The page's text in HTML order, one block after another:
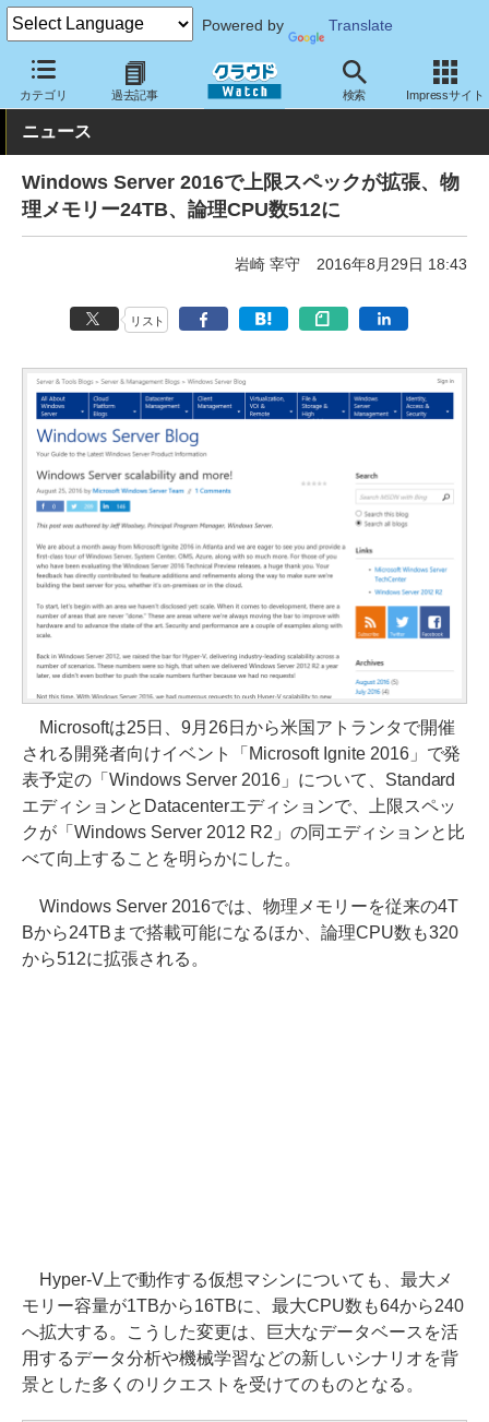
Powered by Translate
カテゴリ 過去記事 検索 Impressサイト
クラウド Watch サービス・ソフト ソフトウェア OS
ニュース
Windows Server 2016で上限スペックが拡張、物
理メモリー24TB、論理CPU数512に
岩崎 宰守 2016年8月29日 18:43
リスト
Microsoftは25日、9月26日から米国アトランタで開催
される開発者向けイベント「Microsoft Ignite 2016」で発
表予定の「Windows Server 2016」について、Standard
エディションとDatacenterエディションで、上限スペッ
クが「Windows Server 2012 R2」の同エディションと比
べて向上することを明らかにした。
Windows Server 2016では、物理メモリーを従来の4T
Bから24TBまで搭載可能になるほか、論理CPU数も320
から512に拡張される。
Hyper-V上で動作する仮想マシンについても、最大メ
モリー容量が1TBから16TBに、最大CPU数も64から240
へ拡大する。こうした変更は、巨大なデータベースを活
用するデータ分析や機械学習などの新しいシナリオを背
景とした多くのリクエストを受けてのものとなる。